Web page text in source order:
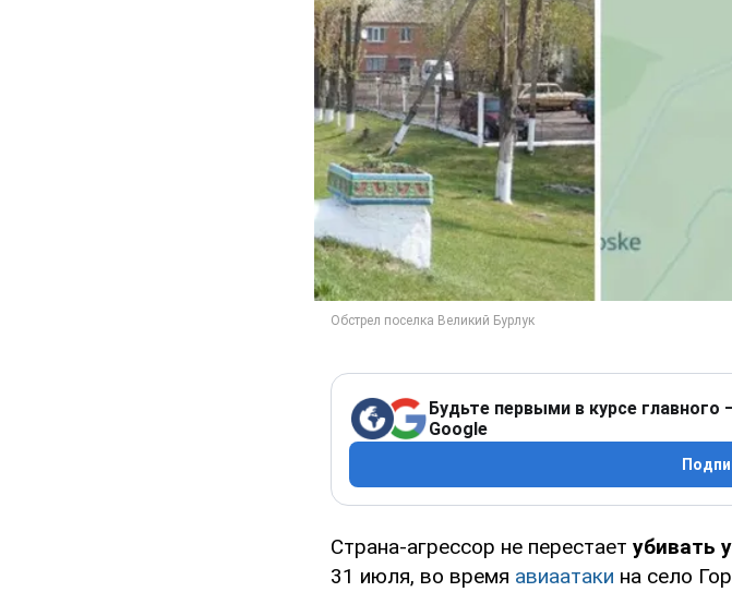
Будьте первыми в курсе главного
Google
Страна-агрессор не перестает убивать
31 июля, во время авиаатаки на село